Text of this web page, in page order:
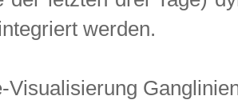
werden.
Visualisierung